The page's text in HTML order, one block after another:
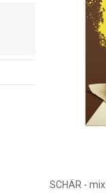
SCHÄR -